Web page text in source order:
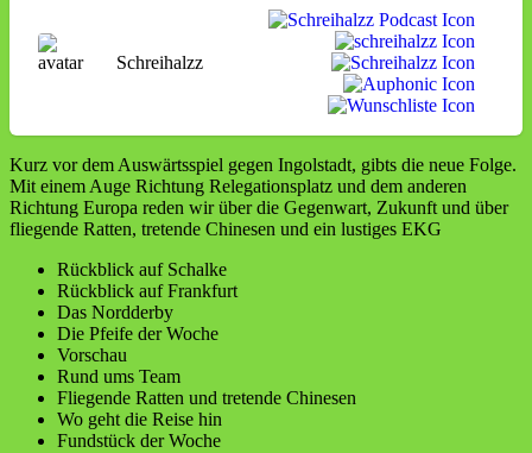
Schreihalzz
Kurz vor dem Auswärtsspiel gegen Ingolstadt, gibts die neue Folge.
Mit einem Auge Richtung Relegationsplatz und dem anderen
Richtung Europa reden wir über die Gegenwart, Zukunft und über
fliegende Ratten, tretende Chinesen und ein lustiges EKG
Rückblick auf Schalke
Rückblick auf Frankfurt
Das Nordderby
Die Pfeife der Woche
Vorschau
Rund ums Team
Fliegende Ratten und tretende Chinesen
Wo geht die Reise hin
Fundstück der Woche